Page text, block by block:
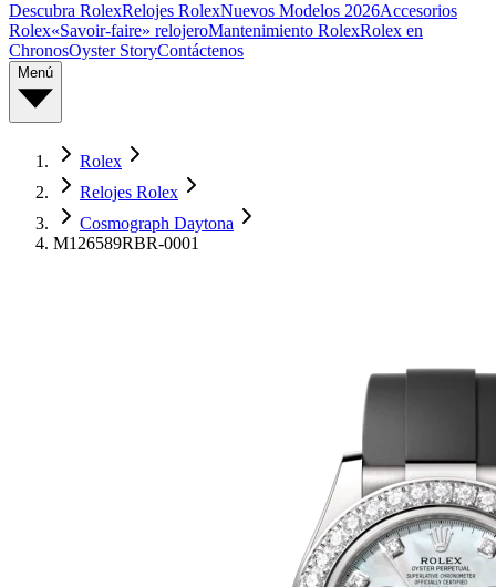
Descubra RolexRelojes RolexNuevos Modelos 2026Accesorios
Rolex«Savoir-faire» relojeroMantenimiento RolexRolex en
ChronosOyster StoryContáctenos
Menú
Rolex
Relojes Rolex
Cosmograph Daytona
M126589RBR-0001